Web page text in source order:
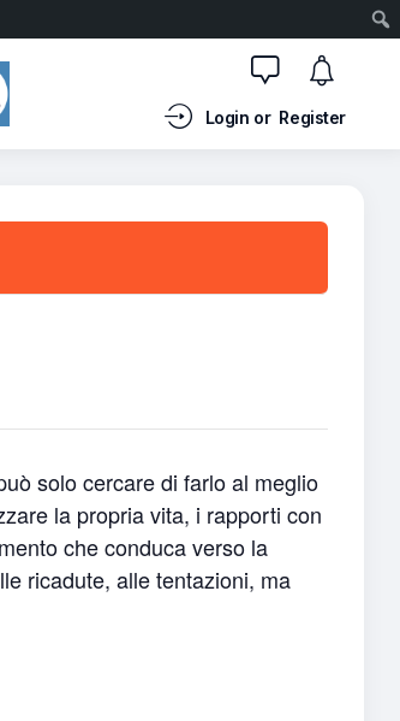
Login or Register
solo cercare di farlo al meglio
la propria vita, i rapporti con
che conduca verso la
ricadute, alle tentazioni, ma